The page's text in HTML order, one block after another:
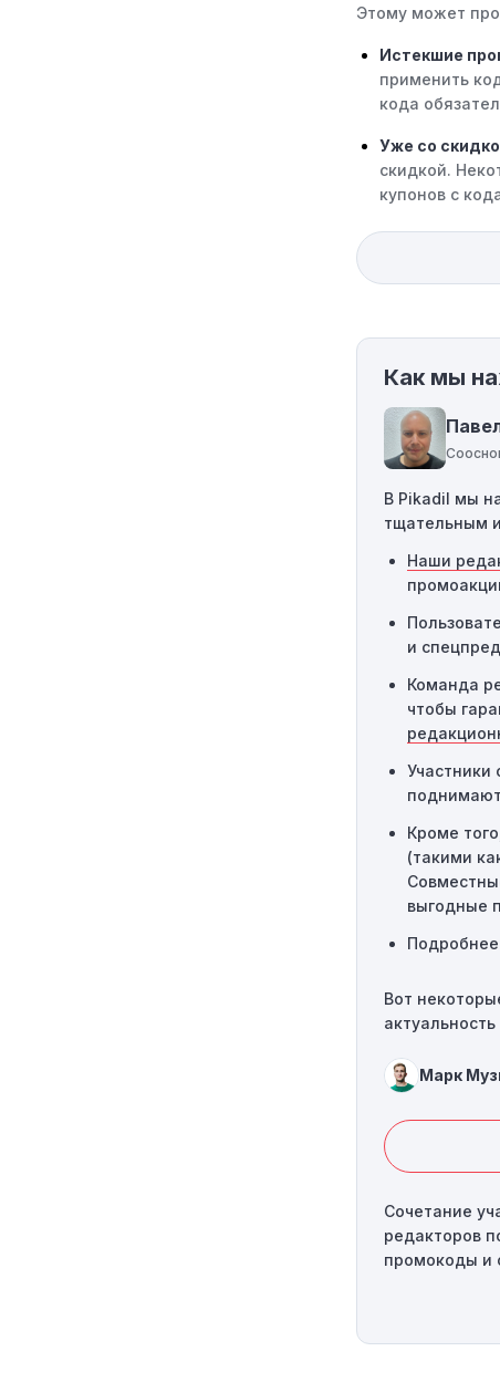
Этому может
Истекшие
применить
кода
Уже со
скидкой.
купонов с
Ограничения
только на
код к товару,
региона, то
Одноразовое
действовать
Технические
заказа
следует
Как мы
В Pikadil мы
тщательным
Наши
и
Команда
чтобы
Участники
Кроме
(такими
выгодные
Вот
Марк
Сочетание
редакторов
промокоды и